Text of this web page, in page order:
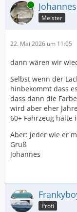
Online
Meister
22. Mai 2026 um 11:05
dann wären wir
Selbst wenn der
hinbekommt dass
dass dann die
wird aber eher
60+ Fahrzeug
Aber: jeder wie er
Gruß
Johannes
Profi